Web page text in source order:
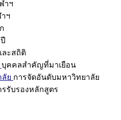
าฯ
ฯ
ะสถิติ
บุคคลสำคัญที่มาเยือน
ย การจัดอันดับมหาวิทยาลัย
รรับรองหลักสูตร